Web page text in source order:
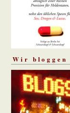
Wir bloggen